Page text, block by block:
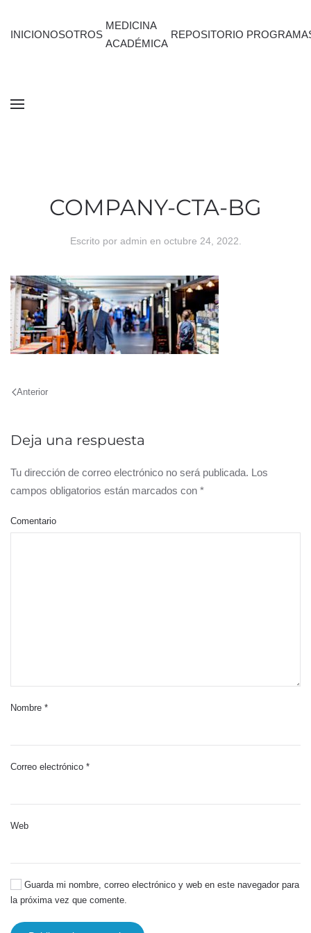
INICIONOSOTROS
MEDICINA
ACADÉMICA
REPOSITORIO
COMPANY-CTA-BG
Escrito por admin en octubre 24, 2022
Anterior
Deja una respuesta
Tu dirección de correo electrónico no será publicada. Los
campos obligatorios están marcados con *
Comentario
Nombre *
Correo electrónico *
Web
Guarda mi nombre, correo electrónico y web en este navegador para
la próxima vez que comente.